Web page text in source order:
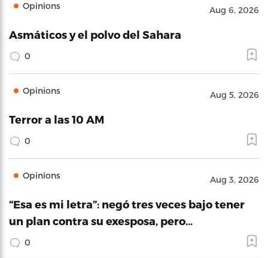
Opinions Aug 6, 2026
Asmáticos y el polvo del Sahara
0
Opinions Aug 5, 2026
Terror a las 10 AM
0
Opinions Aug 3, 2026
“Esa es mi letra”: negó tres veces bajo tener
un plan contra su exesposa, pero…
0